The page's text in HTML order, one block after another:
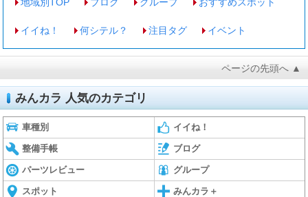
イイね！ 何シテル？ 注目タグ イベント
ページの先頭へ ▲
みんカラ 人気のカテゴリ
車種別 イイね！
整備手帳 ブログ
パーツレビュー グループ
スポット みんカラ＋